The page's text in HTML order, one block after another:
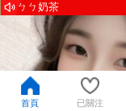
ㄅㄅ奶茶
首頁 已關注